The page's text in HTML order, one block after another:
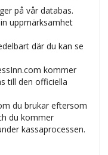
på vår databas.
uppmärksamhet
där du kan se
kommer
till den officiella
du brukar eftersom
du kommer
kassaprocessen.